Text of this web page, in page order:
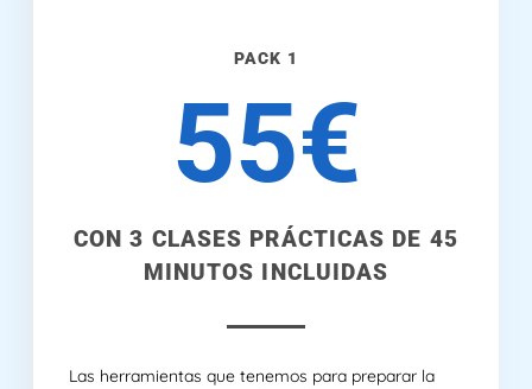
PACK 1
55€
CON 3 CLASES PRÁCTICAS DE 45
MINUTOS INCLUIDAS
Las herramientas que tenemos para preparar la